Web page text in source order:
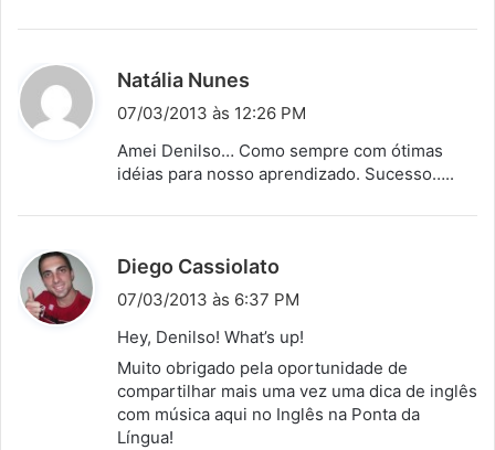
Natália Nunes
i
s
07/03/2013 às 12:26 PM
Amei Denilso… Como sempre com ótimas
idéias para nosso aprendizado. Sucesso…..
Diego Cassiolato
i
e
:
07/03/2013 às 6:37 PM
Hey, Denilso! What’s up!
Muito obrigado pela oportunidade de
compartilhar mais uma vez uma dica de inglês
com música aqui no Inglês na Ponta da
Língua!